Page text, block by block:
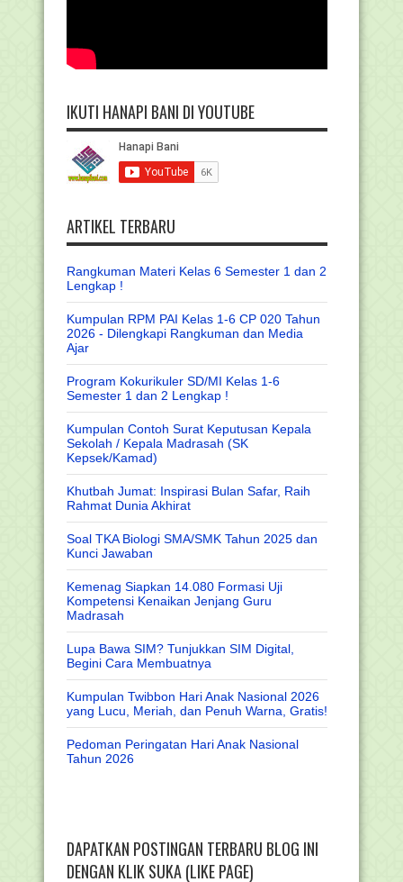
IKUTI HANAPI BANI DI YOUTUBE
ARTIKEL TERBARU
Rangkuman Materi Kelas 6 Semester 1 dan 2
Lengkap !
Kumpulan RPM PAI Kelas 1-6 CP 020 Tahun
2026 - Dilengkapi Rangkuman dan Media
Ajar
Program Kokurikuler SD/MI Kelas 1-6
Semester 1 dan 2 Lengkap !
Kumpulan Contoh Surat Keputusan Kepala
Sekolah / Kepala Madrasah (SK
Kepsek/Kamad)
Khutbah Jumat: Inspirasi Bulan Safar, Raih
Rahmat Dunia Akhirat
Soal TKA Biologi SMA/SMK Tahun 2025 dan
Kunci Jawaban
Kemenag Siapkan 14.080 Formasi Uji
Kompetensi Kenaikan Jenjang Guru
Madrasah
Lupa Bawa SIM? Tunjukkan SIM Digital,
Begini Cara Membuatnya
Kumpulan Twibbon Hari Anak Nasional 2026
yang Lucu, Meriah, dan Penuh Warna, Gratis!
Pedoman Peringatan Hari Anak Nasional
Tahun 2026
DAPATKAN POSTINGAN TERBARU BLOG INI
DENGAN KLIK SUKA (LIKE PAGE)